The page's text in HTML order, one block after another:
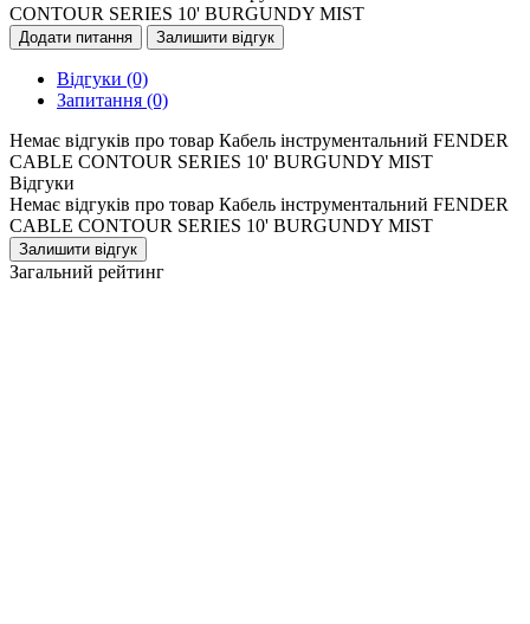
CONTOUR SERIES 10' BURGUNDY MIST
Додати питання Залишити відгук
Відгуки (0)
Запитання (0)
Немає відгуків про товар Кабель інструментальний FENDER
CABLE CONTOUR SERIES 10' BURGUNDY MIST
Відгуки
Немає відгуків про товар Кабель інструментальний FENDER
CABLE CONTOUR SERIES 10' BURGUNDY MIST
Залишити відгук
Загальний рейтинг